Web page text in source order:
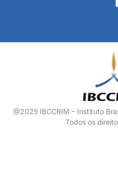
@2025 IBCCRIM – Instituto
Todos os